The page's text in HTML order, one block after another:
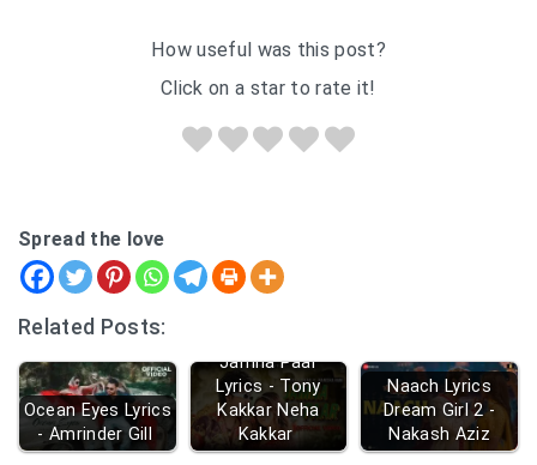
How useful was this post?
Click on a star to rate it!
Spread the love
Related Posts:
Ocean Eyes Lyrics
- Amrinder Gill
Jamna Paar
Lyrics - Tony
Kakkar Neha
Kakkar
Naach Lyrics
Dream Girl 2 -
Nakash Aziz